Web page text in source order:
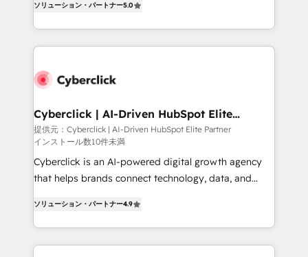
optimize the revenue lifecycle—lead generation to
retention—by refining processes and eliminating
maximize profitability and adapt to your goals.
experience, we help you use the HubSpot platform
to its fullest capacity, improve your current HubSpot
website, or build your new one.
ソリューション・パートナー5.0
Cyberclick | AI-Driven HubSpot Elite
Partner
提供元：Cyberclick | AI-Driven HubSpot Elite Partner
インストール数10件未満
Cyberclick is an AI-powered digital growth agency
that helps brands connect technology, data, and
Barcelona and operating across Spain, LATAM, and
the UK, we support global companies in building
smarter marketing, sales, and customer success
ソリューション・パートナー4.9